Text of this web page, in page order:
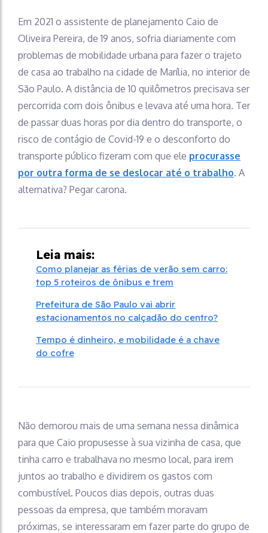
Em 2021 o assistente de planejamento Caio de
Oliveira Pereira, de 19 anos, sofria diariamente com
problemas de mobilidade urbana para fazer o trajeto
de casa ao trabalho na cidade de Marília, no interior de
São Paulo. A distância de 10 quilômetros precisava ser
percorrida com dois ônibus e levava até uma hora. Ter
de passar duas horas por dia dentro do transporte, o
risco de contágio de Covid-19 e o desconforto do
transporte público fizeram com que ele procurasse
por outra forma de se deslocar até o trabalho. A
alternativa? Pegar carona.
Leia mais:
Como planejar as férias de verão sem carro:
top 5 roteiros de ônibus e trem
Prefeitura de São Paulo vai abrir
estacionamentos no calçadão do centro?
Tempo é dinheiro, e mobilidade é a chave
do cofre
Não demorou mais de uma semana nessa dinâmica
para que Caio propusesse à sua vizinha de casa, que
tinha carro e trabalhava no mesmo local, para irem
juntos ao trabalho e dividirem os gastos com
combustível. Poucos dias depois, outras duas
pessoas da empresa, que também moravam
próximas, se interessaram em fazer parte do grupo de